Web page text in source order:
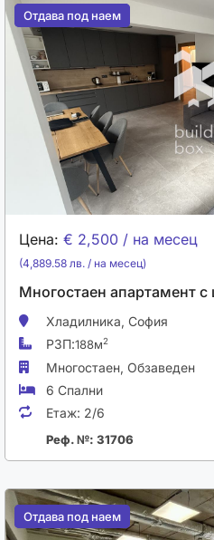
Отдава под наем
Отдава под наем
Цена: € 2,500 / на месец
(4,889.58 лв. / на месец)
Многостаен апартамент с
Хладилника, София
РЗП:188м2
Многостаен, Обзаведен
6 Спални
Етаж: 2/6
Реф. №: 31706
Отдава под наем
Отдава под наем